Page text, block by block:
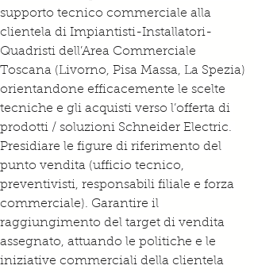
supporto tecnico commerciale alla
clientela di Impiantisti-Installatori-
Quadristi dell’Area Commerciale
Toscana (Livorno, Pisa Massa, La Spezia)
orientandone efficacemente le scelte
tecniche e gli acquisti verso l’offerta di
prodotti / soluzioni Schneider Electric.
Presidiare le figure di riferimento del
punto vendita (ufficio tecnico,
preventivisti, responsabili filiale e forza
commerciale). Garantire il
raggiungimento del target di vendita
assegnato, attuando le politiche e le
iniziative commerciali della clientela